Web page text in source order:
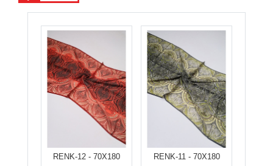
RENK-12 - 70X180 RENK-11 - 70X180